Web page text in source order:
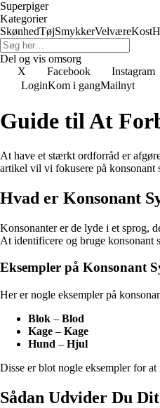
Superpiger
Kategorier
SkønhedTøjSmykkerVelværeKost
Del og vis omsorg
X
Facebook Instagram
LoginKom i gangMailnyt
Guide til At
At have et stærkt ordforråd er
artikel vil vi fokusere på konsonant
Hvad er Konsonant
Konsonanter er de lyde i et sprog,
At identificere og bruge konsonant
Eksempler på Konsonant
Her er nogle eksempler på
Blok – Blod
Kage – Kage
Hund – Hjul
Disse er blot nogle eksempler for
Sådan Udvider Du